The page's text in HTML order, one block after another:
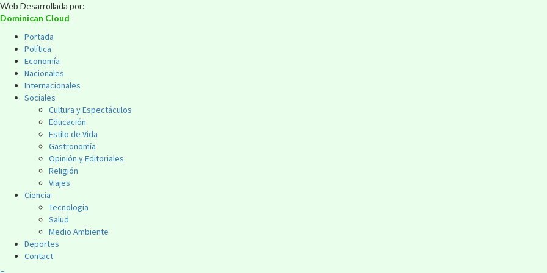
Web Desarrollada por:
Dominican Cloud
Portada
Política
Economía
Nacionales
Internacionales
Sociales
Cultura y Espectáculos
Educación
Estilo de Vida
Gastronomía
Opinión y Editoriales
Religión
Viajes
Ciencia
Tecnología
Salud
Medio Ambiente
Deportes
Contact